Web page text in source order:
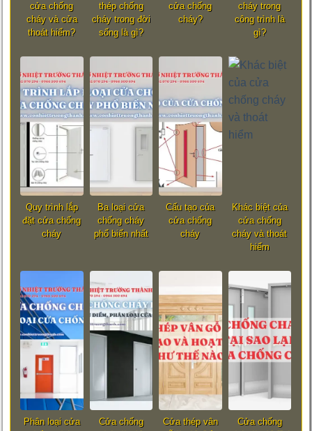
cửa chống
cháy và cửa
thoát hiểm?
thép chống
cháy trong đời
sống là gì?
cửa chống
cháy?
cháy trong
công trình là
gì?
Quy trình lắp
đặt cửa chống
cháy
Ba loại cửa
chống cháy
phổ biến nhất
Cấu tạo của
cửa chống
cháy
Khác biệt của
cửa chống
cháy và thoát
hiểm
Phân loại cửa
Cửa chống
Cửa thép vân
Cửa chống